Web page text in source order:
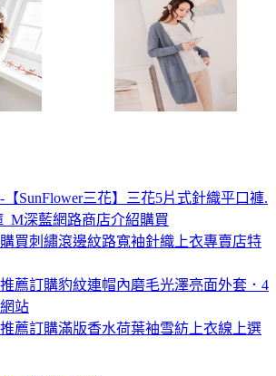
SunFlower三花】三花5片式針織平口褲.
深藍網路商店介紹購買
買刺繡滾邊紋路寬袖針織上衣專賣店特
薦訂購豹紋連帽內磨毛光澤亮面外套．4
站
薦訂購滿版香水荷葉袖雪紡上衣線上選